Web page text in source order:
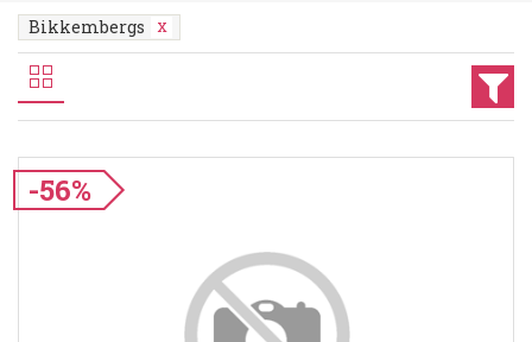
Bikkembergs
-56%